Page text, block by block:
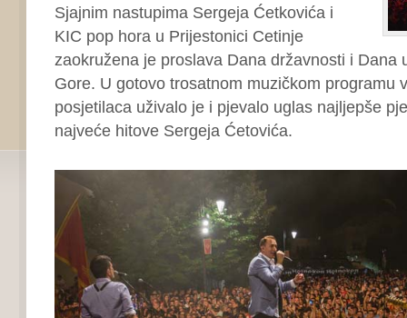
Sjajnim nastupima Sergeja Ćetkovića i
KIC pop hora u Prijestonici Cetinje
zaokružena je proslava Dana državnosti i Dana
Gore. U gotovo trosatnom muzičkom programu
posjetilaca uživalo je i pjevalo uglas najljepše
najveće hitove Sergeja Ćetovića.